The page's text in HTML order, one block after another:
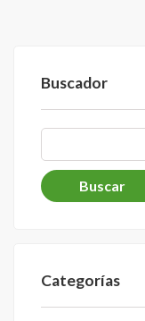
Buscador
Categorías